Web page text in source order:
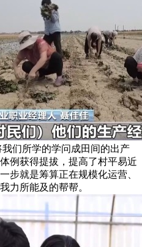
们所学的学问成田间的出产
例获得提拔，提高了村平易近
步就是筹算正在规模化运营、
力所能及的帮帮。